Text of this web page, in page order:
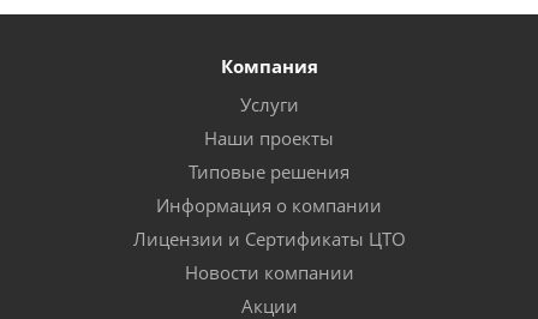
Компания
Услуги
Наши проекты
Типовые решения
Информация о компании
Лицензии и Сертификаты ЦТО
Новости компании
Акции